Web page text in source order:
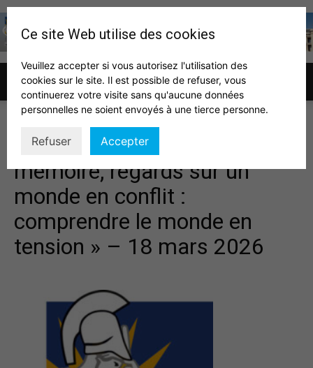
Association
Conférence « Regard sur la
mémoire, regards sur un
monde en conflit :
comprendre le monde en
tension » – 18 mars 2026
Ce site Web utilise des cookies
Veuillez accepter si vous autorisez l'utilisation des
cookies sur le site. Il est possible de refuser, vous
continuerez votre visite sans qu'aucune données
personnelles ne soient envoyés à une tierce personne.
Refuser Accepter